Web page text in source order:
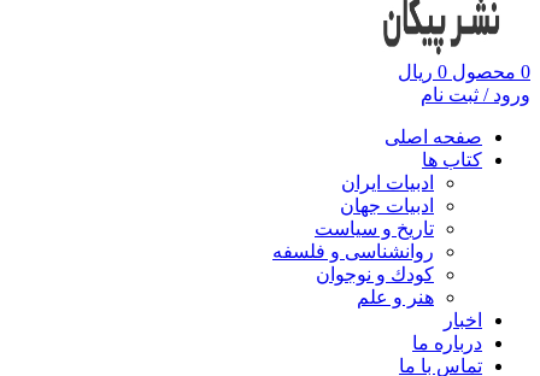
0 محصول 0 ریال
ورود / ثبت نام
صفحه اصلی
کتاب ها
ادبیات ایران
ادبیات جهان
تاریخ و سیاست
روانشناسی و فلسفه
کودك و نوجوان
هنر و علم
اخبار
درباره ما
تماس با ما